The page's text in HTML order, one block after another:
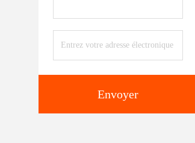
Envoyer